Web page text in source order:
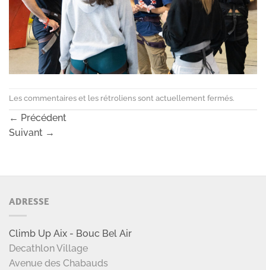
Les commentaires et les rétroliens sont actuellement fermés.
← Précédent
Suivant →
ADRESSE
Climb Up Aix - Bouc Bel Air
Decathlon Village
Avenue des Chabauds